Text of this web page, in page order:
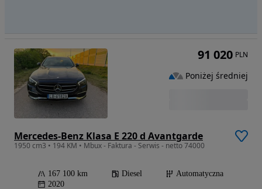
Mercedes-Benz Klasa E 220 d Avantgarde
1950 cm3 • 194 KM • Mbux - Faktura - Serwis - netto 74000
167 100 km Diesel
Automatyczna
2020
91 020 PLN
Poniżej średniej